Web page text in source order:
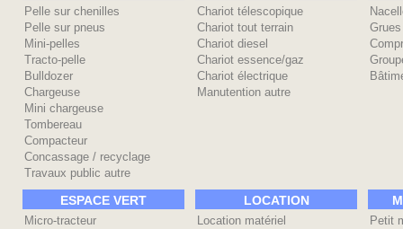
Pelle sur chenilles
Pelle sur pneus
Mini-pelles
Tracto-pelle
Bulldozer
Chargeuse
Mini chargeuse
Tombereau
Compacteur
Concassage / recyclage
Travaux public autre
Chariot télescopique
Chariot tout terrain
Chariot diesel
Chariot essence/gaz
Chariot électrique
Manutention autre
Grues
ESPACE VERT
Micro-tracteur
LOCATION
Location matériel
Petit